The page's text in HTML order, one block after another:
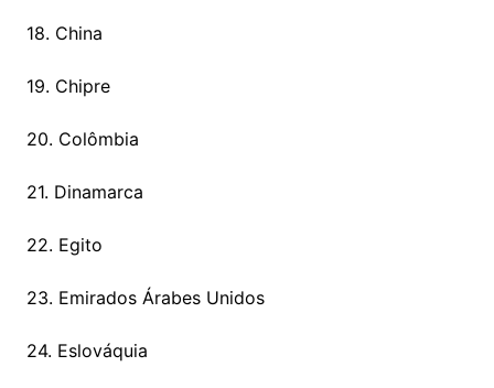
18. China
19. Chipre
20. Colômbia
21. Dinamarca
22. Egito
23. Emirados Árabes Unidos
24. Eslováquia